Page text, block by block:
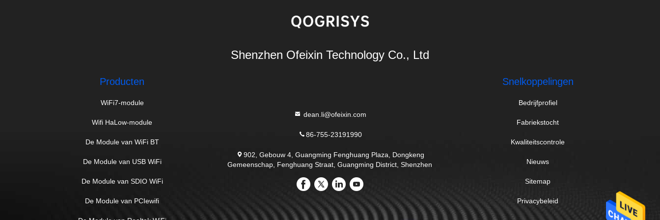
Shenzhen Ofeixin Technology Co., Ltd
Producten
WiFi7-module
Wifi HaLow-module
De Module van WiFi BT
De Module van USB WiFi
De Module van SDIO WiFi
De Module van PCIewifi
dean.li@ofeixin.com
86-755-23191990
902, Gebouw 4, Guangming Fenghuang Plaza, Dongkeng
Gemeenschap, Fenghuang Straat, Guangming District, Shenzhen
Snelkoppelingen
Bedrijfprofiel
Fabriekstocht
Kwaliteitscontrole
Nieuws
Sitemap
Privacybeleid